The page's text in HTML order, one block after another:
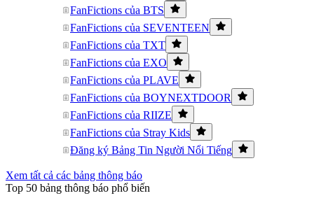
FanFictions của BTS
FanFictions của SEVENTEEN
FanFictions của TXT
FanFictions của EXO
FanFictions của PLAVE
FanFictions của BOYNEXTDOOR
FanFictions của RIIZE
FanFictions của Stray Kids
Đăng ký Bảng Tin Người Nổi Tiếng
Xem tất cả các bảng thông báo
Top 50 bảng thông báo phổ biến